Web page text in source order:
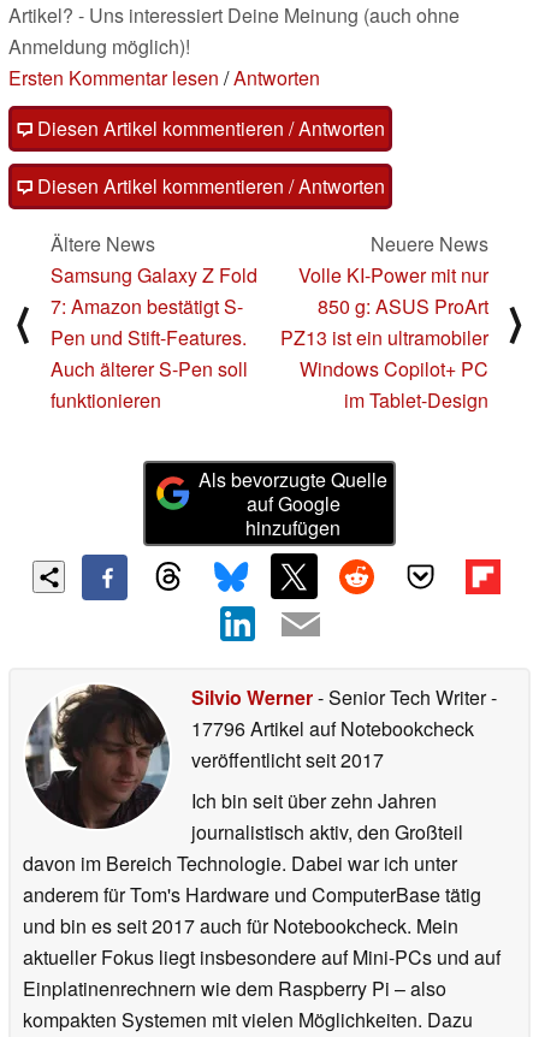
Artikel? - Uns interessiert Deine Meinung (auch ohne
Anmeldung möglich)!
Ersten Kommentar lesen /Antworten
Diesen Artikel kommentieren / Antworten
Diesen Artikel kommentieren / Antworten
⟨
Ältere News
Samsung Galaxy Z Fold
7: Amazon bestätigt S-
Pen und Stift-Features.
Auch älterer S-Pen soll
funktionieren
Neuere News
Volle KI-Power mit nur
850 g: ASUS ProArt
PZ13 ist ein ultramobiler
Windows Copilot+ PC
im Tablet-Design
⟩
Als bevorzugte Quelle
auf Google
hinzufügen
Silvio Werner- Senior Tech Writer-
17796 Artikel auf Notebookcheck
veröffentlichtseit 2017
Ich bin seit über zehn Jahren
journalistisch aktiv, den Großteil
davon im Bereich Technologie. Dabei war ich unter
anderem für Tom's Hardware und ComputerBase tätig
und bin es seit 2017 auch für Notebookcheck. Mein
aktueller Fokus liegt insbesondere auf Mini-PCs und auf
Einplatinenrechnern wie dem Raspberry Pi – also
kompakten Systemen mit vielen Möglichkeiten. Dazu